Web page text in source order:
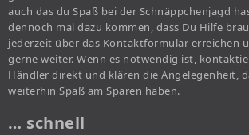
auch das du Spaß bei der Schnäppchenjagd
dennoch mal dazu kommen, dass Du Hilfe
jederzeit über das Kontaktformular erreichen
gerne weiter. Wenn es notwendig ist,
Händler direkt und klären die Angelegenheit,
weiterhin Spaß am Sparen haben.
… schnell